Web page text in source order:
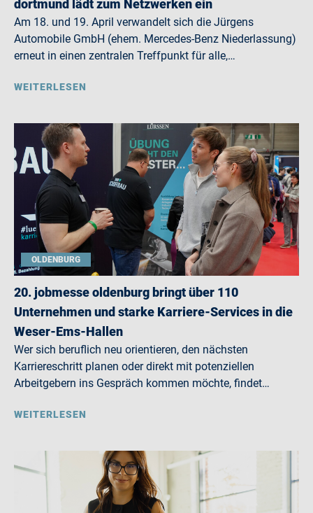
dortmund lädt zum Netzwerken ein
Am 18. und 19. April verwandelt sich die Jürgens
Automobile GmbH (ehem. Mercedes-Benz Niederlassung)
erneut in einen zentralen Treffpunkt für alle,…
WEITERLESEN
OLDENBURG
20. jobmesse oldenburg bringt über 110
Unternehmen und starke Karriere-Services in die
Weser-Ems-Hallen
Wer sich beruflich neu orientieren, den nächsten
Karriereschritt planen oder direkt mit potenziellen
Arbeitgebern ins Gespräch kommen möchte, findet…
WEITERLESEN